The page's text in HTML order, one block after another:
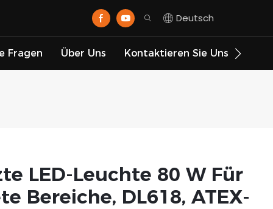
Deutsch
Fragen Über Uns Kontaktieren Sie Uns
LED-Leuchte 80 W Für
Bereiche, DL618, ATEX-